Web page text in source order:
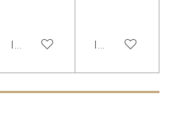
In winkelwagen In winkelwagen